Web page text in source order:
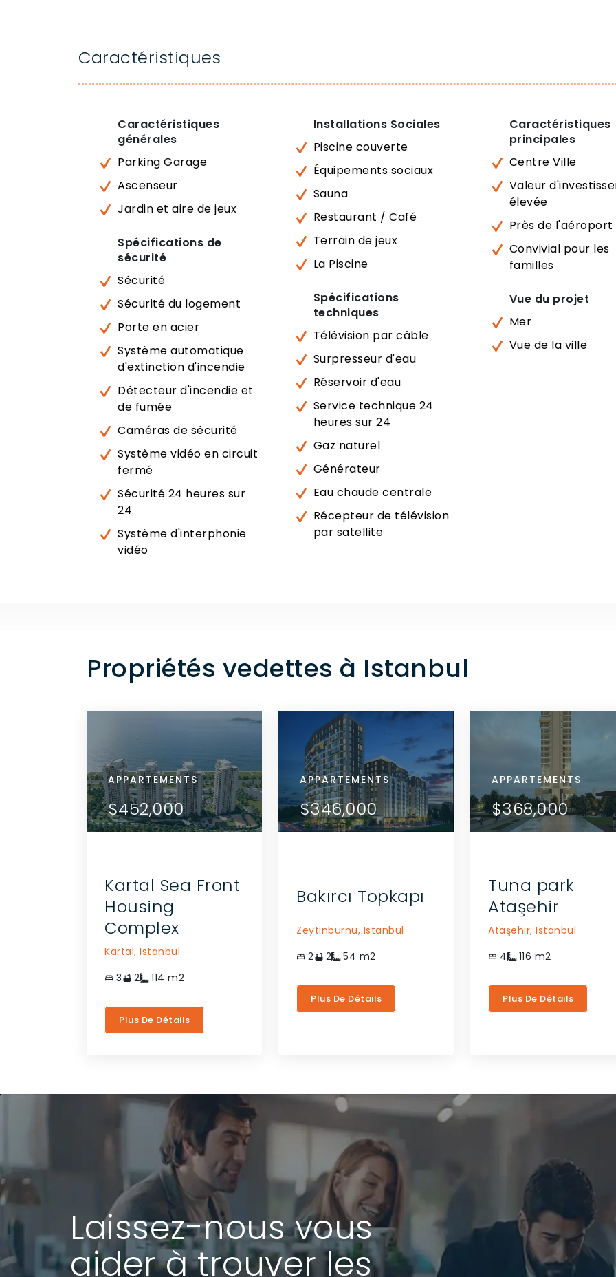
Caractéristiques
Caractéristiques
générales
Parking Garage
Ascenseur
Jardin et aire de jeux
Spécifications de
sécurité
Sécurité
Sécurité du logement
Porte en acier
Système automatique
d'extinction d'incendie
Détecteur d'incendie et
de fumée
Caméras de sécurité
Système vidéo en circuit
fermé
Sécurité 24 heures sur
24
Système d'interphonie
vidéo
Installations Sociales
Piscine couverte
Équipements sociaux
Sauna
Restaurant / Café
Terrain de jeux
La Piscine
Spécifications
techniques
Télévision par câble
Surpresseur d'eau
Réservoir d'eau
Service technique 24
heures sur 24
Gaz naturel
Générateur
Eau chaude centrale
Récepteur de télévision
par satellite
Caractéristiques
principales
Centre Ville
Valeur
élevée
Près de l'aéroport
Convivial pour les
familles
Vue du projet
Mer
Vue de la ville
Propriétés vedettes à Istanbul
APPARTEMENTS
$452,000
APPARTEMENTS
$452,000
APPARTEMENTS
$452,000
Kartal Sea Front
Housing
Complex
Kartal, Istanbul
3
2 114 m2
Plus De Détails
VOIR LES DÉTAILS
COMMUNIQUEZ AVEC
L'AGENT
APPARTEMENTS
$346,000
APPARTEMENTS
$346,000
Bakırcı Topkapı
Zeytinburnu, Istanbul
2
2 54 m2
Plus De Détails
VOIR LES DÉTAILS
COMMUNIQUEZ AVEC
L'AGENT
APPARTEMENTS
$368,000
Tuna park
Ataşehir
Ataşehir, Istanbul
4
116 m2
Plus De Détails
VOIR LES DÉTAILS
COMMUNIQUEZ AVEC
L'AGENT
Laissez-nous vous
aider à trouver les